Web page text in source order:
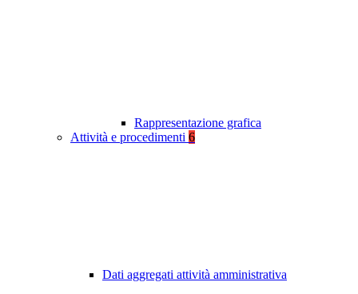
Rappresentazione grafica
Attività e procedimenti 6
Dati aggregati attività amministrativa